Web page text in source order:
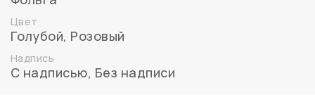
Цвет
Голубой, Розовый
Надпись
С надписью, Без надписи